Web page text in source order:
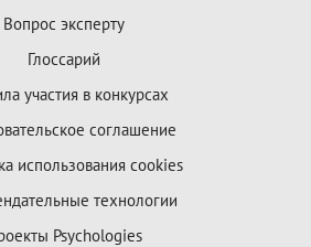
Вопрос эксперту
Глоссарий
участия в конкурсах
соглашение
использования cookies
технологии
Psychologies